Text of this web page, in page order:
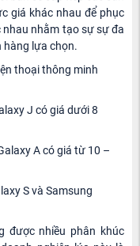
giá khác nhau để phục
nhằm tạo sự sự đa
hàng lựa chọn.
thoại thông minh
J có giá dưới 8
A có giá từ 10 –
S và Samsung
được nhiều phân khúc